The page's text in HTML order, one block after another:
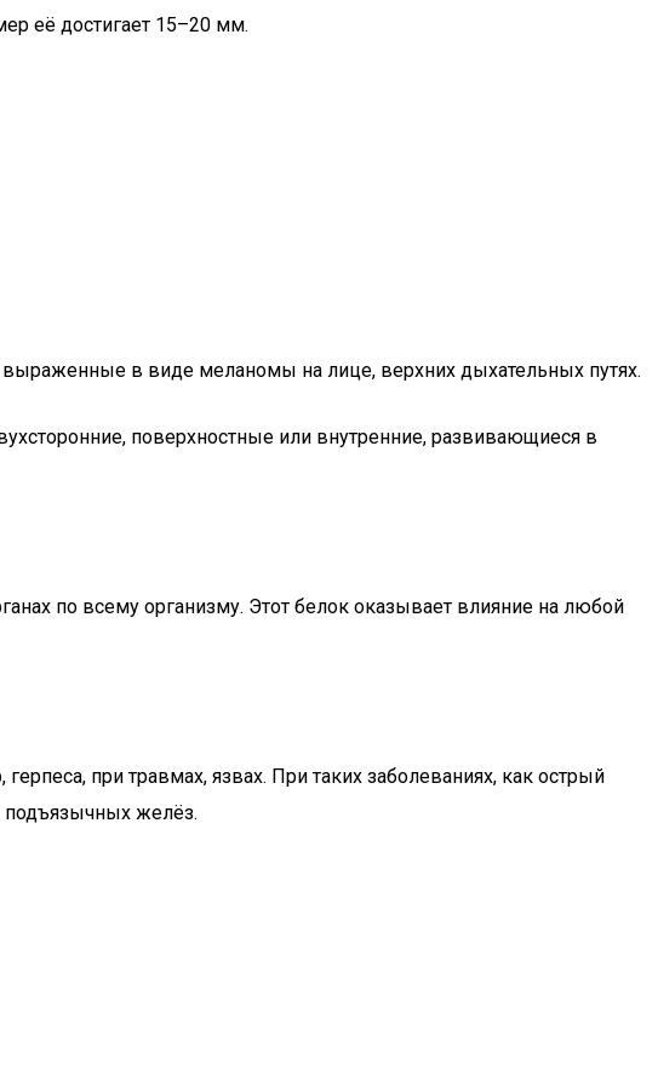
её достигает 15–20 мм.
выраженные в виде меланомы на лице, верхних дыхательных путях.
поверхностные или внутренние, развивающиеся в
по всему организму. Этот белок оказывает влияние на любой
при травмах, язвах. При таких заболеваниях, как острый
подъязычных желёз.